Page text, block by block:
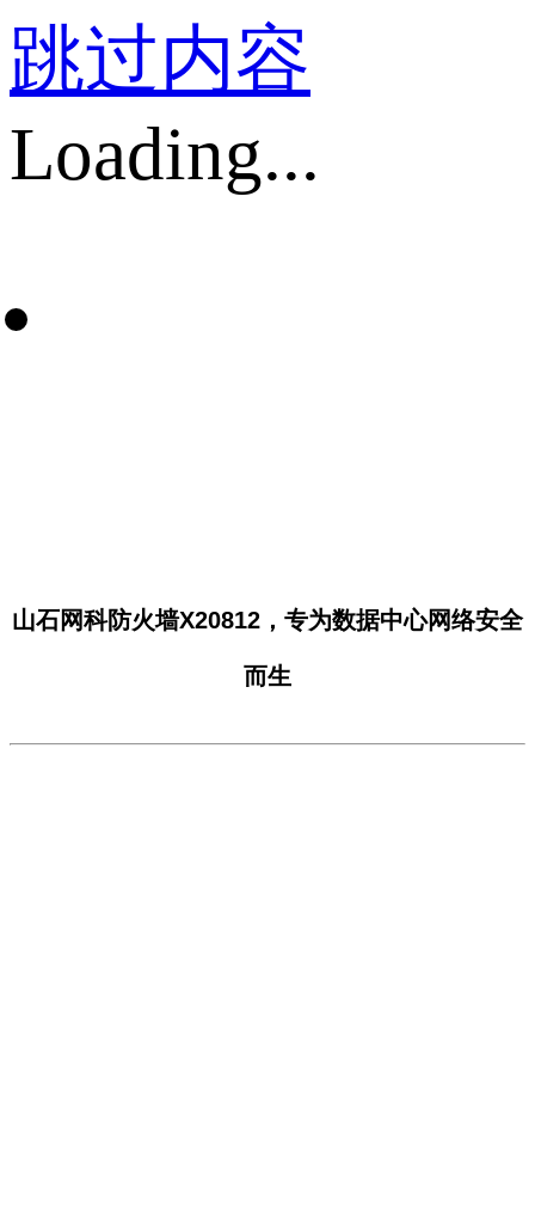
跳过内容
Loading...
山石网科防火墙X20812，专为数据中心网络安全
而生